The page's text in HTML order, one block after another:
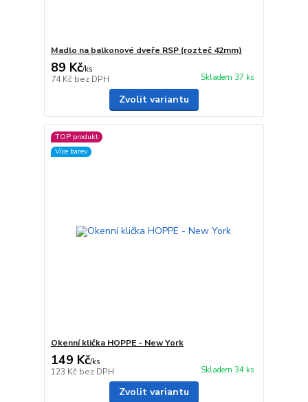
Madlo na balkonové dveře RSP (rozteč 42mm)
89 Kč/ks
74 Kč bez DPH Skladem 37 ks
Zvolit variantu
TOP produkt
Více barev
Okenní klička HOPPE - New York
149 Kč/ks
123 Kč bez DPH Skladem 34 ks
Zvolit variantu